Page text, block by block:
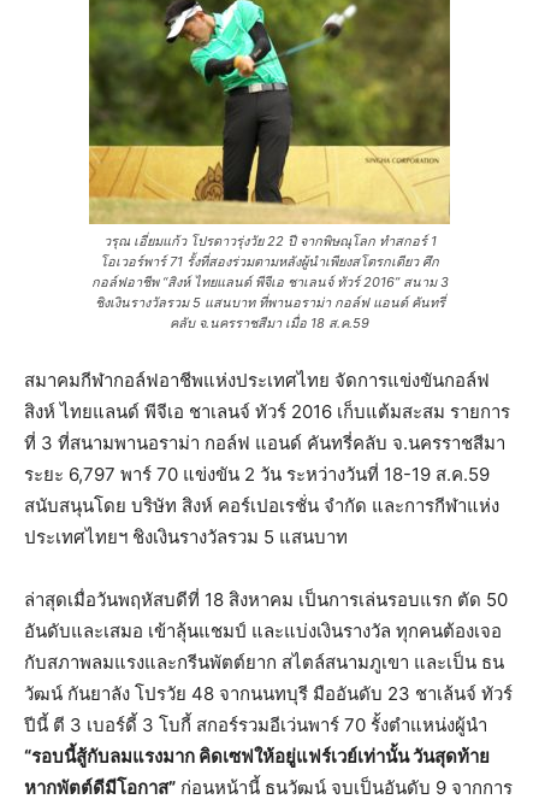
วรุณ เอี่ยมแก้ว โปรดาวรุ่งวัย 22 ปี จากพิษณุโลก ทำสกอร์ 1
โอเวอร์พาร์ 71 รั้งที่สองร่วมตามหลังผู้นำเพียงสโตรกเดียว ศึก
กอล์ฟอาชีพ “สิงห์ ไทยแลนด์ พีจีเอ ชาเลนจ์ ทัวร์ 2016” สนาม 3
ชิงเงินรางวัลรวม 5 แสนบาท ที่พานอราม่า กอล์ฟ แอนด์ คันทรี่
คลับ จ.นครราชสีมา เมื่อ 18 ส.ค.59
สมาคมกีฬากอล์ฟอาชีพแห่งประเทศไทย จัดการแข่งขันกอล์ฟ
สิงห์ ไทยแลนด์ พีจีเอ ชาเลนจ์ ทัวร์ 2016 เก็บแต้มสะสม รายการ
ที่ 3 ที่สนามพานอราม่า กอล์ฟ แอนด์ คันทรี่คลับ จ.นครราชสีมา
ระยะ 6,797 พาร์ 70 แข่งขัน 2 วัน ระหว่างวันที่ 18-19 ส.ค.59
สนับสนุนโดย บริษัท สิงห์ คอร์เปอเรชั่น จำกัด และการกีฬาแห่ง
ประเทศไทยฯ ชิงเงินรางวัลรวม 5 แสนบาท
ล่าสุดเมื่อวันพฤหัสบดีที่ 18 สิงหาคม เป็นการเล่นรอบแรก ตัด 50
อันดับและเสมอ เข้าลุ้นแชมป์ และแบ่งเงินรางวัล ทุกคนต้องเจอ
กับสภาพลมแรงและกรีนพัตต์ยาก สไตล์สนามภูเขา และเป็น ธน
วัฒน์ กันยาลัง โปรวัย 48 จากนนทบุรี มืออันดับ 23 ชาเล้นจ์ ทัวร์
ปีนี้ ตี 3 เบอร์ดี้ 3 โบกี้ สกอร์รวมอีเว่นพาร์ 70 รั้งตำแหน่งผู้นำ
“รอบนี้สู้กับลมแรงมาก คิดเซฟให้อยู่แฟร์เวย์เท่านั้น วันสุดท้าย
หากพัตต์ดีมีโอกาส” ก่อนหน้านี้ ธนวัฒน์ จบเป็นอันดับ 9 จากการ